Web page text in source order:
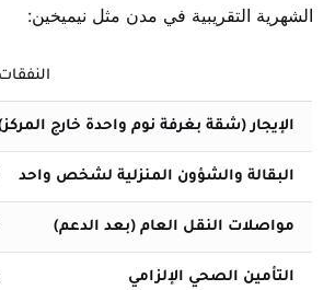
الشهرية التقريبية في مدن مثل نيميخين:
النفقات
الإيجار (شقة بغرفة نوم واحدة خارج
البقالة والشؤون المنزلية لشخص واحد
مواصلات النقل العام (بعد الدعم)
التأمين الصحي الإلزامي